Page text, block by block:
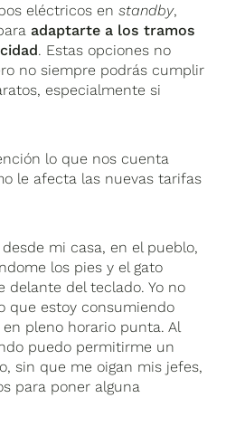
eléctricos enstandby,
adaptarte a los tramos
. Estas opciones no
no siempre podrás cumplir
especialmente si
lo que nos cuenta
le afecta las nuevas tarifas
mi casa, en el pueblo,
los pies y el gato
del teclado. Yo no
que estoy consumiendo
en pleno horario punta. Al
puedo permitirme un
sin que me oigan mis jefes,
para poner alguna